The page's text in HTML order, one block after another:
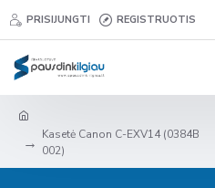
PRISIJUNGTI REGISTRUOTIS
Kasetė Canon C-EXV14 (0384B
002)